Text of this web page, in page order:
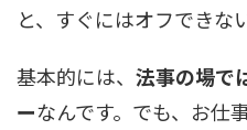
と、すぐにはオフできな
基本的には、 法事の場で
ーなんです。でも、お仕